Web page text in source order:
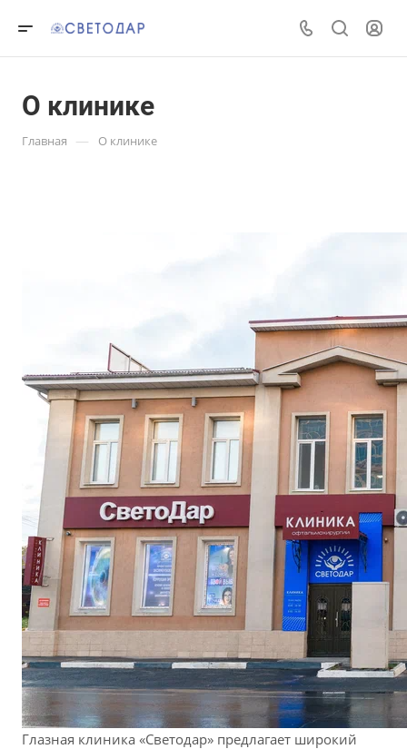
О клинике
Главная — О клинике
Глазная клиника «Светодар» предлагает широкий